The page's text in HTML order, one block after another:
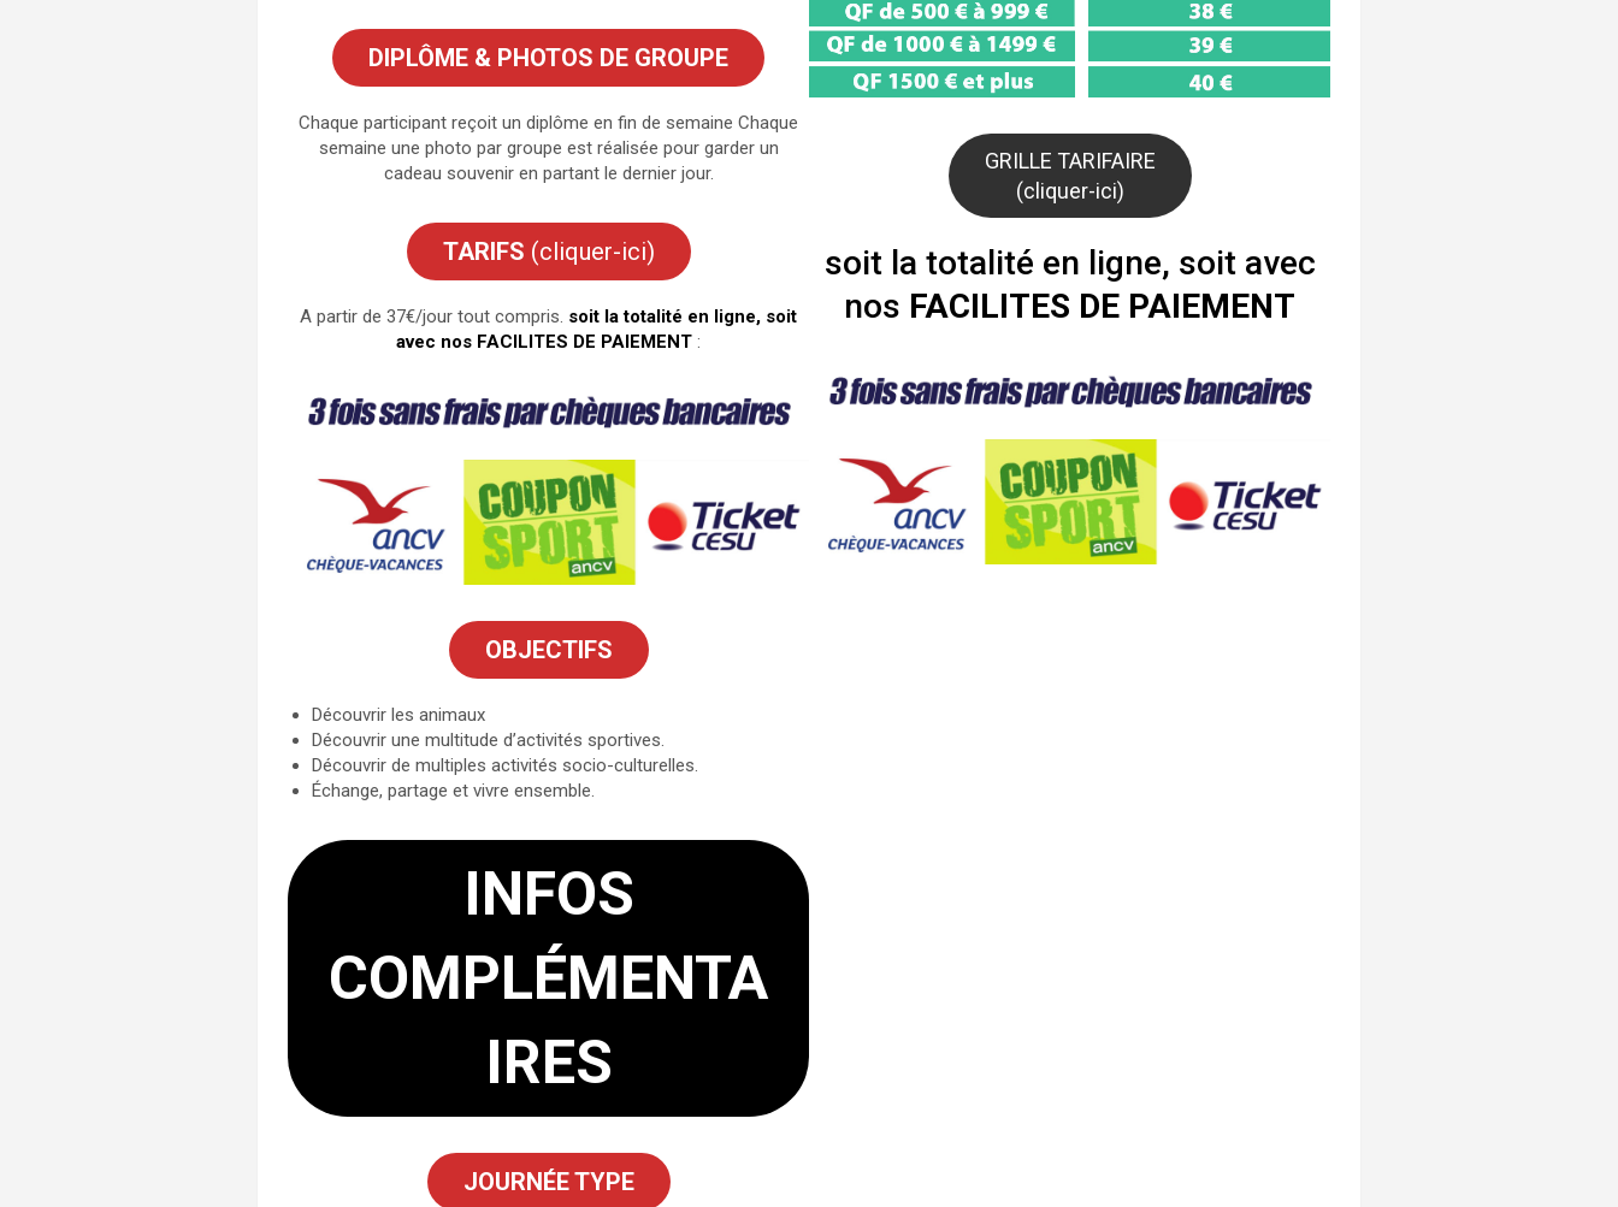
DIPLÔME & PHOTOS DE GROUPE
Chaque participant reçoit un diplôme en fin de semaine Chaque
semaine une photo par groupe est réalisée pour garder un
cadeau souvenir en partant le dernier jour.
TARIFS (cliquer-ici)
A partir de 37€/jour tout compris. soit la totalité en ligne, soit
avec nos FACILITES DE PAIEMENT :
OBJECTIFS
Découvrir les animaux
Découvrir une multitude d’activités sportives.
Découvrir de multiples activités socio-culturelles.
Échange, partage et vivre ensemble.
INFOS
COMPLÉMENTA
IRES
JOURNÉE TYPE
GRILLE TARIFAIRE
(cliquer-ici)
soit la totalité en ligne, soit avec
nos FACILITES DE PAIEMENT